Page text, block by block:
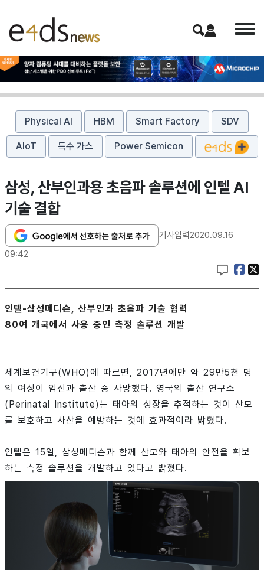
Physical AI HBM Smart Factory SDV
AIoT 특수 가스 Power Semicon
삼성, 산부인과용 초음파 솔루션에 인텔 AI
기술 결합
기사입력2020.09.16
09:42
인텔-삼성메디슨, 산부인과 초음파 기술 협력
80여 개국에서 사용 중인 측정 솔루션 개발
세계보건기구(WHO)에 따르면, 2017년에만 약 29만5천 명
의 여성이 임신과 출산 중 사망했다. 영국의 출산 연구소
(Perinatal Institute)는 태아의 성장을 추적하는 것이 산모
를 보호하고 사산을 예방하는 것에 효과적이라 밝혔다.
인텔은 15일, 삼성메디슨과 함께 산모와 태아의 안전을 확보
하는 측정 솔루션을 개발하고 있다고 밝혔다.